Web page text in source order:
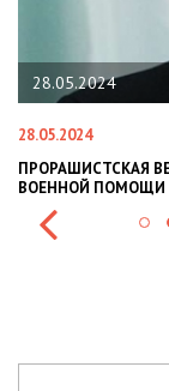
28.05.2024
28.05.2024
ПРОРАШИСТСКАЯ
ВОЕННОЙ ПОМОЩИ